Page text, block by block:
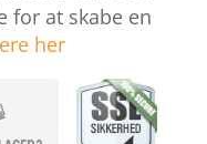
for at skabe en
her